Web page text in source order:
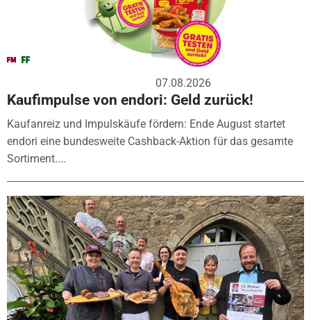
07.08.2026
Kaufimpulse von endori: Geld zurück!
Kaufanreiz und Impulskäufe fördern: Ende August startet
endori eine bundesweite Cashback-Aktion für das gesamte
Sortiment....